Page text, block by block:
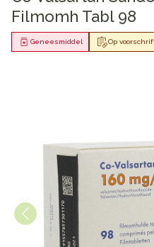
Filmomh Tabl 98
Op
Geneesmiddel